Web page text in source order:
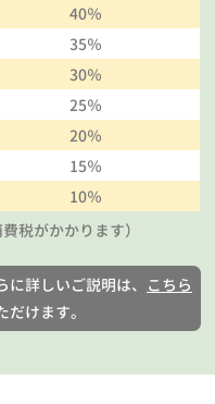
40％
35％
30％
25％
20％
15％
10％
税がかかります）
詳しいご説明は、 こちら
だけます。